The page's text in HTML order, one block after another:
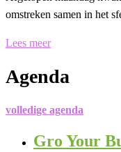
omstreken samen in het
Lees meer
Agenda
volledige agenda
Gro Your